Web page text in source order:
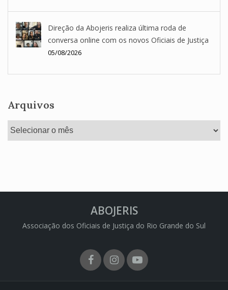
Direção da Abojeris realiza última roda de
conversa online com os novos Oficiais de Justiça
05/08/2026
Arquivos
Arquivos
ABOJERIS
Associação dos Oficiais de Justiça do Rio Grande do Sul
FacebookInstagram
Youtube